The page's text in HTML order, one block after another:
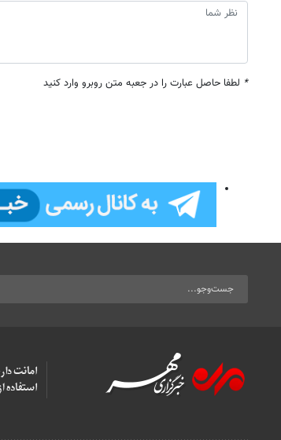
* لطفا حاصل عبارت را در جعبه متن روبرو وارد کنید